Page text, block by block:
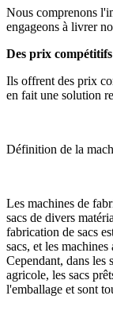
Nous comprenons
engageons à livrer
Des prix compétitifs
Ils offrent des prix
en fait une solution
Définition de la
Les machines de
sacs de divers
fabrication de sacs
sacs, et les
Cependant, dans les
agricole, les sacs
l'emballage et sont